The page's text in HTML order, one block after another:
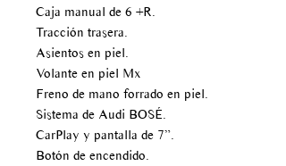
Caja manual de 6 +R.
Tracción trasera.
Asientos en piel.
Volante en piel Mx
Freno de mano forrado en piel.
Sistema de Audi BOSÉ.
CarPlay y pantalla de 7”.
Botón de encendido.